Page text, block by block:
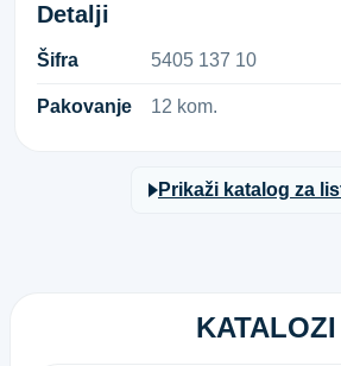
Detalji
Šifra 5​4​0​5​ ​1​3​7​ ​1​0​
Pakovanje 12 kom.
Prikaži katalog za
KATALOZI